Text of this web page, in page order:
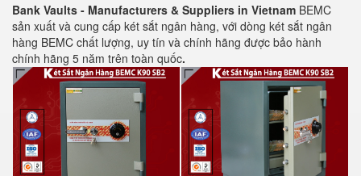
Bank Vaults - Manufacturers & Suppliers in Vietnam BEMC
sản xuất và cung cấp két sắt ngân hàng, với dòng két sắt ngân
hàng BEMC chất lượng, uy tín và chính hãng được bảo hành
chính hãng 5 năm trên toàn quốc.